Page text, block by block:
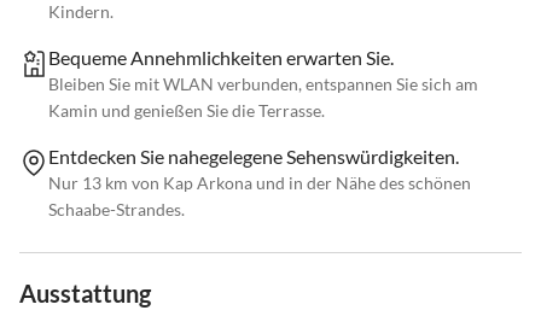
Kindern.
Bequeme Annehmlichkeiten erwarten Sie.
Bleiben Sie mit WLAN verbunden, entspannen Sie sich am
Kamin und genießen Sie die Terrasse.
Entdecken Sie nahegelegene Sehenswürdigkeiten.
Nur 13 km von Kap Arkona und in der Nähe des schönen
Schaabe-Strandes.
Ausstattung